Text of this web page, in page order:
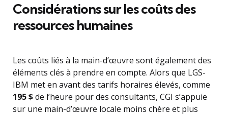
Considérations sur les coûts des
ressources humaines
Les coûts liés à la main-d’œuvre sont également des
éléments clés à prendre en compte. Alors que LGS-
IBM met en avant des tarifs horaires élevés, comme
195 $de l’heure pour des consultants, CGI s’appuie
sur une main-d’œuvre locale moins chère et plus